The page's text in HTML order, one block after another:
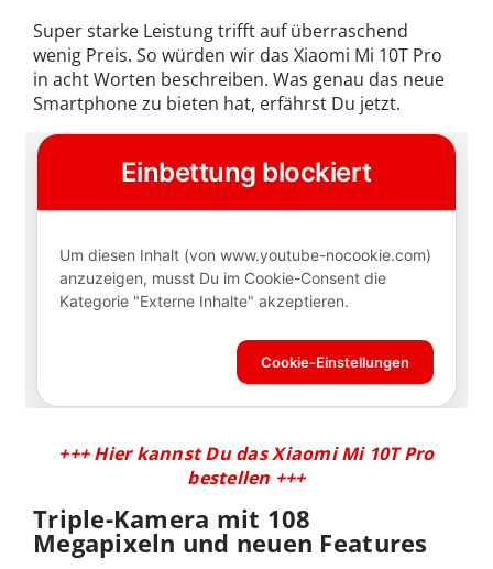
Super starke Leistung trifft auf überraschend
wenig Preis. So würden wir das Xiaomi Mi 10T Pro
in acht Worten beschreiben. Was genau das neue
Smartphone zu bieten hat, erfährst Du jetzt.
+++ Hier kannst Du das Xiaomi Mi 10T Pro
bestellen +++
Triple-Kamera mit 108
Megapixeln und neuen Features